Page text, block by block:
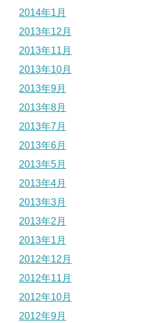
2014年1月
2013年12月
2013年11月
2013年10月
2013年9月
2013年8月
2013年7月
2013年6月
2013年5月
2013年4月
2013年3月
2013年2月
2013年1月
2012年12月
2012年11月
2012年10月
2012年9月